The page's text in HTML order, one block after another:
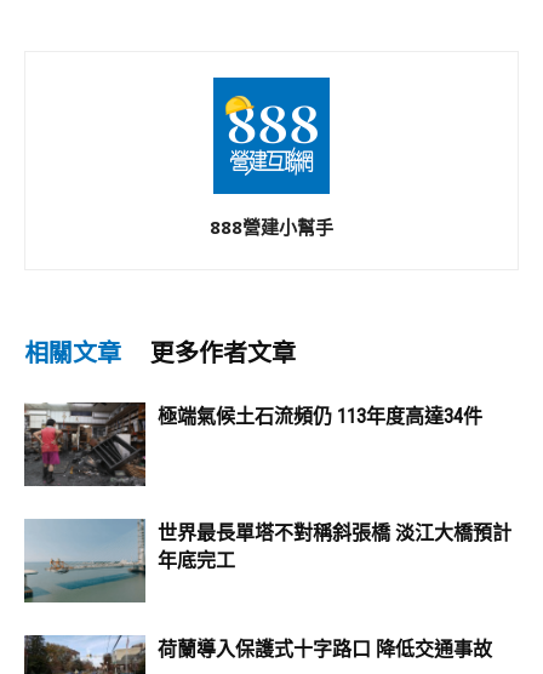
888營建小幫手
相關文章 更多作者文章
極端氣候土石流頻仍 113年度高達34件
世界最長單塔不對稱斜張橋 淡江大橋預計
年底完工
荷蘭導入保護式十字路口 降低交通事故